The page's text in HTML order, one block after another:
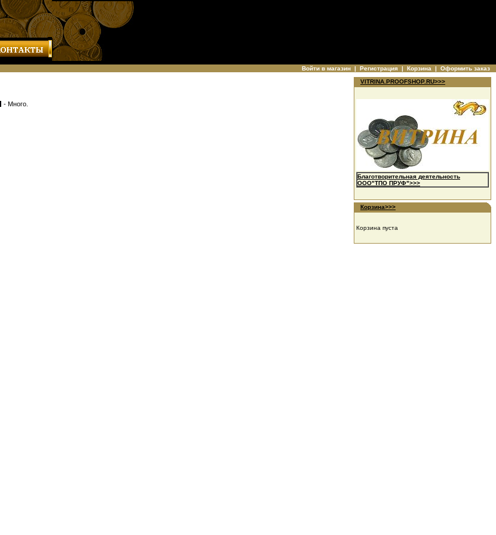
Войти в магазин | Регистрация | Корзина | Оформить заказ
- Много.
VITRINA.PROOFSHOP.RU>>>
Благотворительная деятельность
ООО"ТПО ПРУФ">>>
Корзина>>>
Корзина пуста